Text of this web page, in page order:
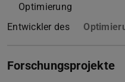
Optimierung
Entwickler des
Forschungsprojekte